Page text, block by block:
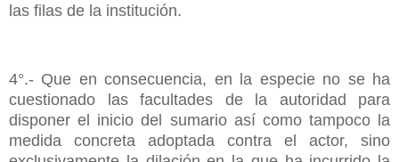
las filas de la institución.
4°.- Que en consecuencia, en la especie no se ha
cuestionado las facultades de la autoridad para
disponer el inicio del sumario así como tampoco la
medida concreta adoptada contra el actor, sino